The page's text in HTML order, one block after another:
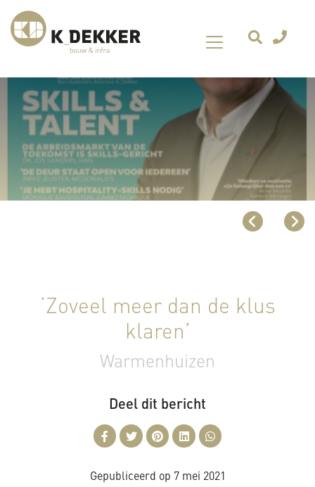
‘Zoveel meer dan de klus
klaren’
Warmenhuizen
Deel dit bericht
Gepubliceerd op 7 mei 2021